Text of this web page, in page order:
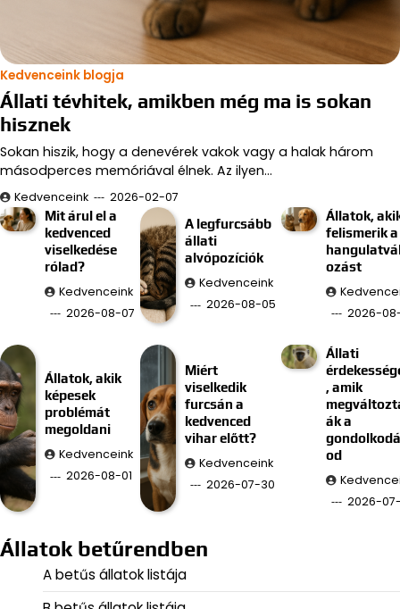
Kedvenceink blogja
Állati tévhitek, amikben még ma is sokan
hisznek
Sokan hiszik, hogy a denevérek vakok vagy a halak három
másodperces memóriával élnek. Az ilyen…
Kedvenceink
2026-02-07
Mit árul el a
kedvenced
viselkedése
rólad?
Kedvenceink
2026-08-07
A legfurcsább
állati
alvópozíciók
Kedvenceink
2026-08-05
Állatok,
felismerik a
ozást
2026-
Állatok, akik
képesek
problémát
megoldani
Kedvenceink
2026-08-01
Miért
viselkedik
furcsán a
kedvenced
vihar előtt?
Kedvenceink
2026-07-30
Állati
, amik
ák a
od
2026-
Állatok betűrendben
A betűs állatok listája